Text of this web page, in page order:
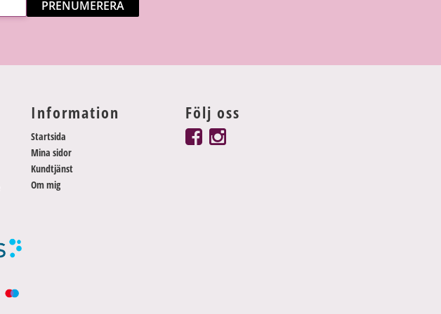
PRENUMERERA
Information
Startsida
Mina sidor
Kundtjänst
Om mig
Följ oss